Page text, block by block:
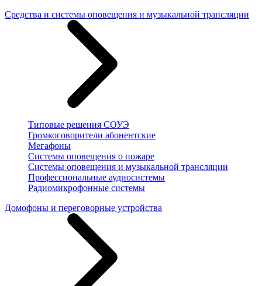
Средства и системы оповещения и музыкальной трансляции
Типовые решения СОУЭ
Громкоговорители абонентские
Мегафоны
Системы оповещения о пожаре
Системы оповещения и музыкальной трансляции
Профессиональные аудиосистемы
Радиомикрофонные системы
Домофоны и переговорные устройства